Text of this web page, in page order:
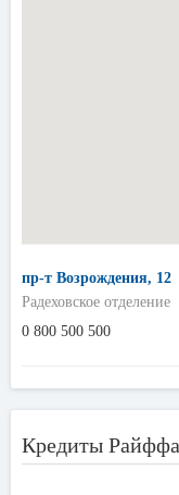
пр-т Возрождения, 12
Радеховское отделение
0 800 500 500
Кредиты